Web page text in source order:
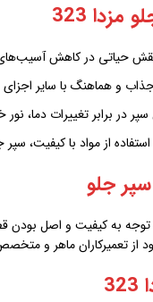
323
حیاتی در کاهش آسیب‌های
با سایر اجزای خودرو، سپر جلو مزدا 323 می‌تواند
سپر در برابر تغییرات دما،
با کیفیت، سپر جلو مزدا 323 عمر طولانی دارد و نیاز به تعویض
جلو
توجه به کیفیت و اصل بودن
ماهر و متخصص